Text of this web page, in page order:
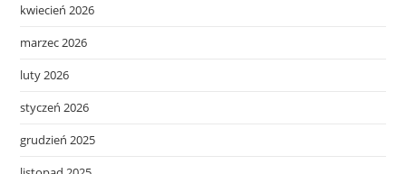
kwiecień 2026
marzec 2026
luty 2026
styczeń 2026
grudzień 2025